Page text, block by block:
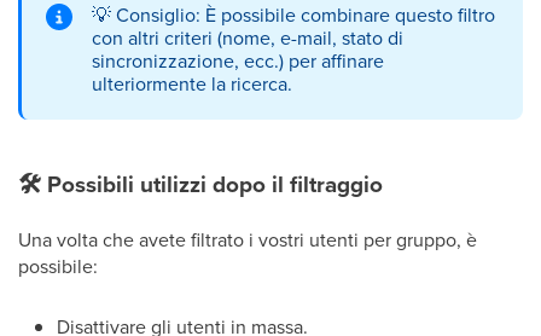
💡Consiglio: È possibile combinare questo filtro
con altri criteri (nome, e-mail, stato di
sincronizzazione, ecc.) per affinare
ulteriormente la ricerca.
🛠 Possibili utilizzi dopo il filtraggio
Una volta che avete filtrato i vostri utenti per gruppo, è
possibile:
Disattivare gli utenti in massa.